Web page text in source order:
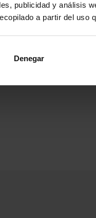
publicidad y análisis
a partir del uso
Denegar